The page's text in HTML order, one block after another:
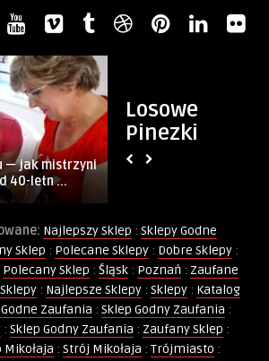
Losowe
Pinezki
— jak mistrzyni
40-letn ...
Najlepszy Sklep : Sklepy Godne
Sklep : Polecane Sklepy : Dobre Sklepy :
Polecany Sklep : Śląsk : Poznań : Zaufane
: Najlepsze Sklepy: Sklepy: Katalog
Zaufania : Sklep Godny Zaufania :
: Sklep Godny Zaufania : Zaufany Sklep :
Mikołaja : Strój Mikołaja : Trójmiasto :